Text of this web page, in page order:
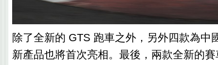
除了全新的 GTS 跑車之外，另外四款為中
新產品也將首次亮相。最後，兩款全新的